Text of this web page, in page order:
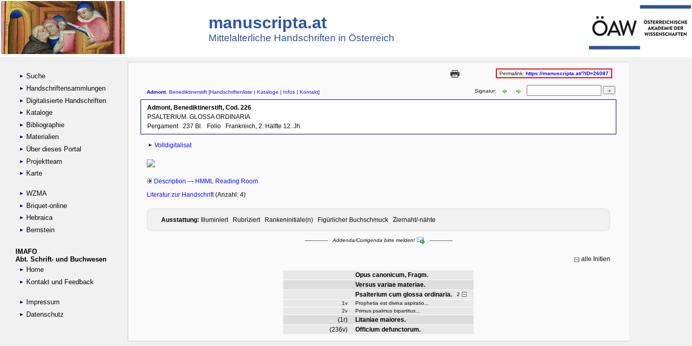
manuscripta.at
Mittelalterliche Handschriften in Österreich
Suche
Handschriftensammlungen
Digitalisierte Handschriften
Kataloge
Bibliographie
Materialien
Über dieses Portal
Projektteam
Karte
WZMA
Briquet-online
Hebraica
Bernstein
IMAFO
Abt. Schrift- und Buchwesen
Home
Kontakt und Feedback
Impressum
Datenschutz